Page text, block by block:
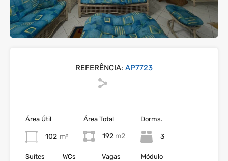
REFERÊNCIA: AP7723
Dorms.
3
WCs Vagas
Área Útil
102 m²
Área Total
192
Suítes Módulo